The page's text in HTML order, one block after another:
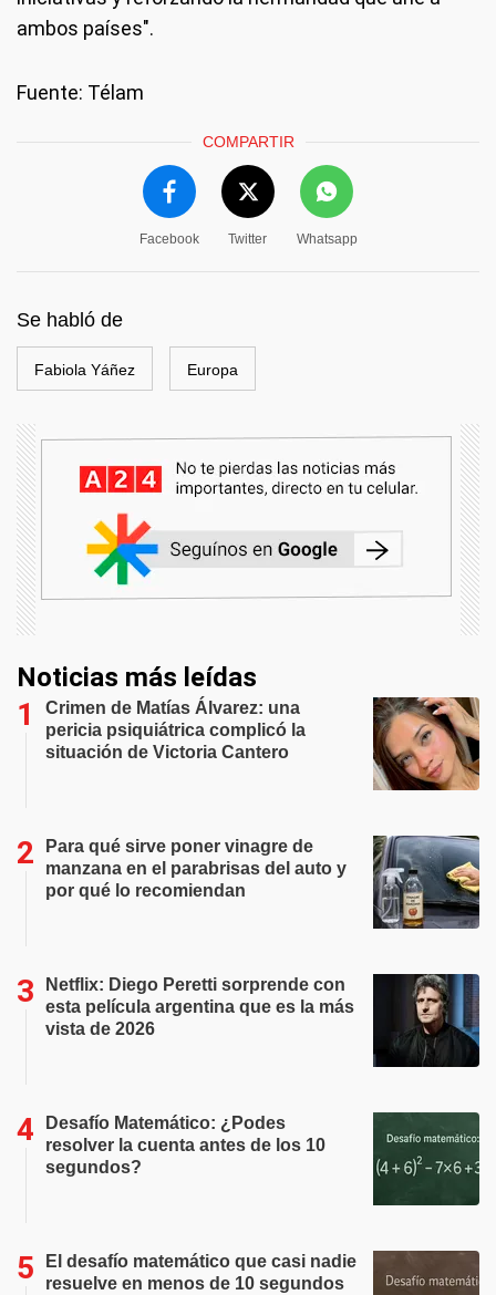
ambos países".
Fuente: Télam
COMPARTIR
Facebook Twitter Whatsapp
Se habló de
Fabiola Yáñez Europa
Noticias más leídas
Crimen de Matías Álvarez: una
pericia psiquiátrica complicó la
situación de Victoria Cantero
Para qué sirve poner vinagre de
manzana en el parabrisas del auto y
por qué lo recomiendan
Netflix: Diego Peretti sorprende con
esta película argentina que es la más
vista de 2026
Desafío Matemático: ¿Podes
resolver la cuenta antes de los 10
segundos?
El desafío matemático que casi nadie
resuelve en menos de 10 segundos